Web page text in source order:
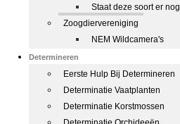
Staat deze soort er
Zoogdiervereniging
NEM Wildcamera's
Determineren
Eerste Hulp Bij Determineren
Determinatie Vaatplanten
Determinatie Korstmossen